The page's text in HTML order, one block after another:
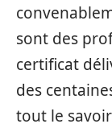
sont des
certificat
des
tout le